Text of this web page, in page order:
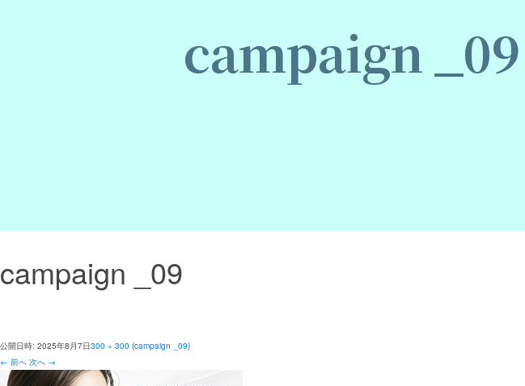
campaign _09
campaign _09
公開日時: 2025年8月7日300 × 300 (campaign _09)
← 前へ 次へ →